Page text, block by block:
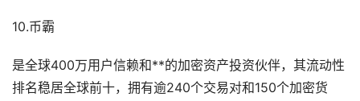
10.币霸
是全球400万用户信赖和**的加密资产投资伙伴，其流动性
排名稳居全球前十，拥有逾240个交易对和150个加密货